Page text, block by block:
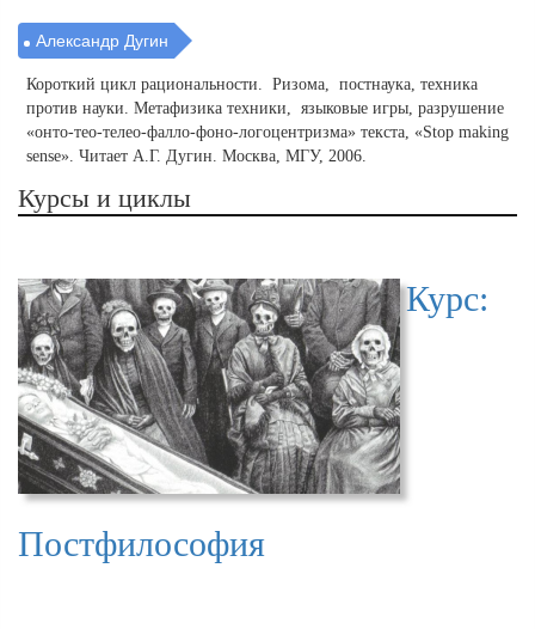
Александр Дугин
Короткий цикл рациональности. Ризома, постнаука, техника
против науки. Метафизика техники, языковые игры, разрушение
«онто-тео-телео-фалло-фоно-логоцентризма» текста, «Stop making
sense». Читает А.Г. Дугин. Москва, МГУ, 2006.
Курсы и циклы
Курс:
Постфилософия